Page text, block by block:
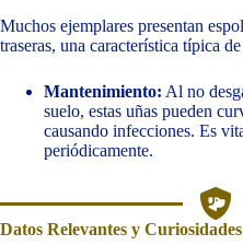
Muchos ejemplares presentan
traseras, una característica típica
Mantenimiento: Al no
suelo, estas uñas pueden
causando infecciones. Es
periódicamente.
Datos Relevantes y